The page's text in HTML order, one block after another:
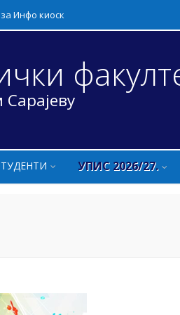
Инфо киоск
УПИС 2026/27.